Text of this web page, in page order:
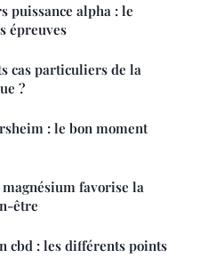
puissance alpha : le
épreuves
cas particuliers de la
?
: le bon moment
favorise la
être
cbd : les différents points